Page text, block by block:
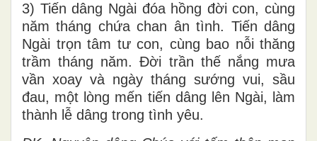
3) Tiến dâng Ngài đóa hồng đời con, cùng
năm tháng chứa chan ân tình. Tiến dâng
Ngài trọn tâm tư con, cùng bao nỗi thăng
trầm tháng năm. Đời trần thế nắng mưa
vần xoay và ngày tháng sướng vui, sầu
đau, một lòng mến tiến dâng lên Ngài, làm
thành lễ dâng trong tình yêu.